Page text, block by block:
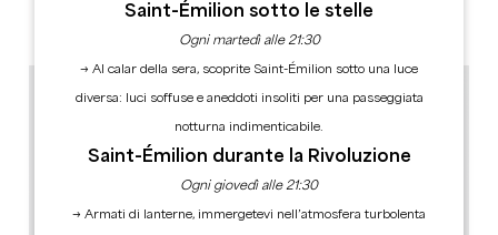
Saint-Émilion sotto le stelle
Ogni martedì alle 21:30
→ Al calar della sera, scoprite Saint-Émilion sotto una luce
diversa: luci soffuse e aneddoti insoliti per una passeggiata
notturna indimenticabile.
Saint-Émilion durante la Rivoluzione
Ogni giovedì alle 21:30
→ Armati di lanterne, immergetevi nell’atmosfera turbolenta